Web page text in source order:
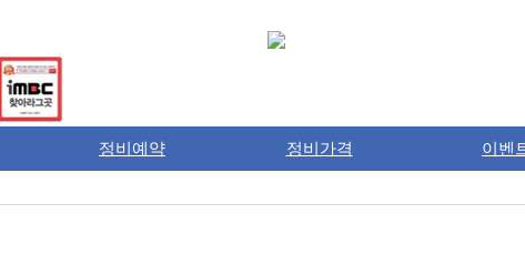
정비예약 정비가격 이벤